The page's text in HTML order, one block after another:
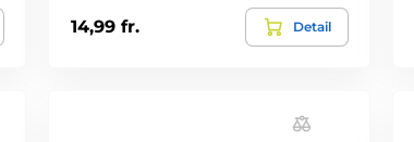
14,99 fr. Detail